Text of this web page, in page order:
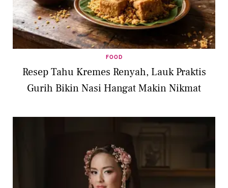
FOOD
Resep Tahu Kremes Renyah, Lauk Praktis
Gurih Bikin Nasi Hangat Makin Nikmat